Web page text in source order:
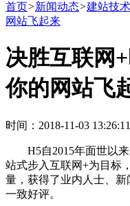
首页>新闻动态>建站技术
网站飞起来
决胜互联网
你的网站飞
时间：2018-11-03
H5自2015年面世以来
站式步入互联网+为目标
量，获得了业内人士、
一致好评。